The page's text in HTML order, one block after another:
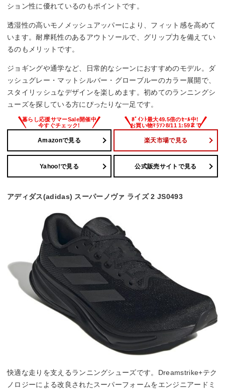
ション性に優れているのもポイントです。
透湿性の高いモノメッシュアッパーにより、フィット感を高めて
います。耐摩耗性のあるアウトソールで、グリップ力を備えてい
るのもメリットです。
ジョギングや通学など、日常的なシーンにおすすめのモデル。ダ
ッシュグレー・マットシルバー・グローブルーのカラー展開で、
スタイリッシュなデザインを楽しめます。初めてのランニングシ
ューズを探している方にぴったりな一足です。
Amazonで見る 楽天市場で見る
Yahoo!で見る 公式販売サイトで見る
アディダス(adidas) スーパーノヴァ ライズ 2 JS0493
快適な走りを支えるランニングシューズです。Dreamstrike+テク
ノロジーによる改良されたスーパーフォームをエンジニアードミ